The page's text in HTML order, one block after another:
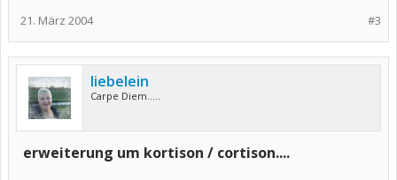
#3
21. März 2004
liebelein
Carpe Diem.....
erweiterung um kortison / cortison....